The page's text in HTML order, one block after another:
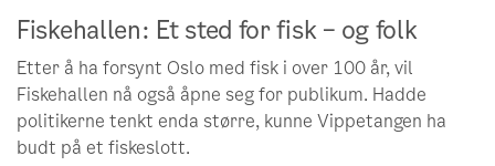
Fiskehallen: Et sted for fisk – og folk
Etter å ha forsynt Oslo med fisk i over 100 år, vil
Fiskehallen nå også åpne seg for publikum. Hadde
politikerne tenkt enda større, kunne Vippetangen ha
budt på et fiskeslott.